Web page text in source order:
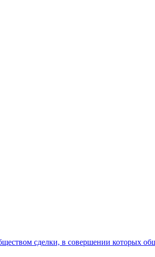
сделки, в совершении которых